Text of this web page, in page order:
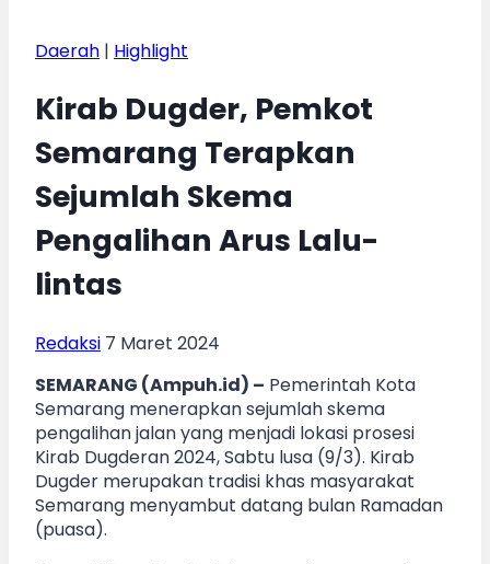
Daerah | Highlight
Kirab Dugder, Pemkot
Semarang Terapkan
Sejumlah Skema
Pengalihan Arus Lalu-
lintas
Redaksi 7 Maret 2024
SEMARANG (Ampuh.id) – Pemerintah Kota
Semarang menerapkan sejumlah skema
pengalihan jalan yang menjadi lokasi prosesi
Kirab Dugderan 2024, Sabtu lusa (9/3). Kirab
Dugder merupakan tradisi khas masyarakat
Semarang menyambut datang bulan Ramadan
(puasa).